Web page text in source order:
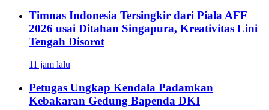
Timnas Indonesia Tersingkir dari Piala AFF
2026 usai Ditahan Singapura, Kreativitas Lini
Tengah Disorot
11 jam lalu
Petugas Ungkap Kendala Padamkan
Kebakaran Gedung Bapenda DKI